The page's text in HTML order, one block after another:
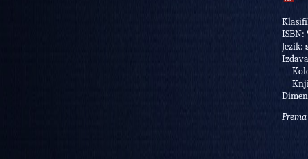
ISBN:
Jezik: